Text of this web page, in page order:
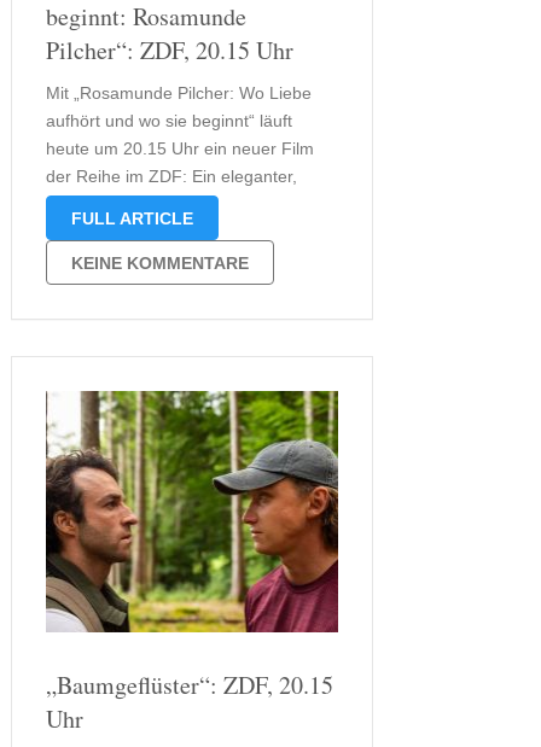
beginnt: Rosamunde
Pilcher“: ZDF, 20.15 Uhr
Mit „Rosamunde Pilcher: Wo Liebe
aufhört und wo sie beginnt“ läuft
heute um 20.15 Uhr ein neuer Film
der Reihe im ZDF: Ein eleganter,
bittersüßer Cornwall‑Film, der Ehe,
den Fokus rückt. Kate betreibt ein
kleines Café und träumt von einem
eigenen …
FULL ARTICLE
KEINE KOMMENTARE
„Baumgeflüster“: ZDF, 20.15
Uhr